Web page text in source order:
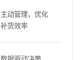
主动管理，优化
补货效率